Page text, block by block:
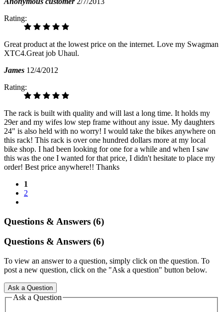
Rating:
Great product at the lowest price on the internet. Love my Swagman
XTC4.Great job Uhaul.
James 12/4/2012
Rating:
The rack is built with quality and will last a long time. It holds my
29er and my wifes low step frame without any issue. My daughters
24" is also held with no worry! I would take the bikes anywhere on
this rack! This rack is over one hundred dollars more at my local
bike shop. I had been looking for one for a while and when I saw
this was the one I wanted for that price, I didn't hesitate to place my
order! Best price anywhere!! Thanks
1
2
Questions & Answers (6)
Questions & Answers (6)
To view an answer to a question, simply click on the question. To
post a new question, click on the "Ask a question" button below.
Ask a Question
Ask a Question